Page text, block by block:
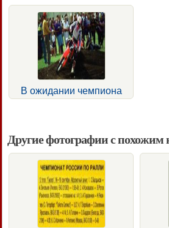
В ожидании чемпиона
Другие фотографии с